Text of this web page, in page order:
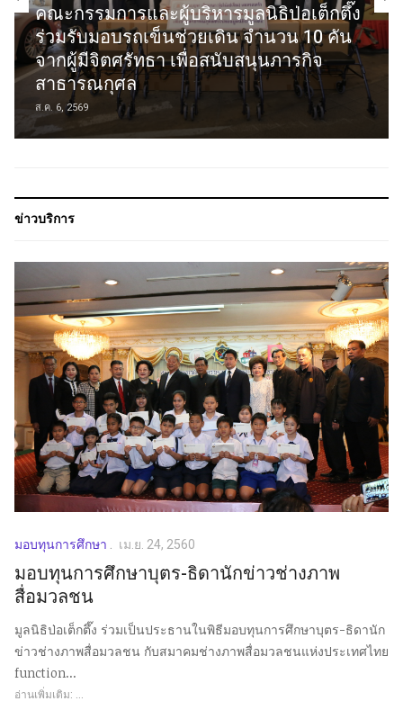
คณะกรรมการและผู้บริหารมูลนิธิป่อเต็กตึ๊ง
ร่วมรับมอบรถเข็นช่วยเดิน จำนวน 10 คัน
จากผู้มีจิตศรัทธา เพื่อสนับสนุนภารกิจ
สาธารณกุศล
ส.ค. 6, 2569
ข่าวบริการ
มอบทุนการศึกษา เม.ย. 24, 2560
มอบทุนการศึกษาบุตร-ธิดานักข่าวช่างภาพ
สื่อมวลชน
มูลนิธิป่อเต็กตึ๊ง ร่วมเป็นประธานในพิธีมอบทุนการศึกษาบุตร-ธิดานัก
ข่าวช่างภาพสื่อมวลชน กับสมาคมช่างภาพสื่อมวลชนแห่งประเทศไทย
function...
อ่านเพิ่มเติม: ...